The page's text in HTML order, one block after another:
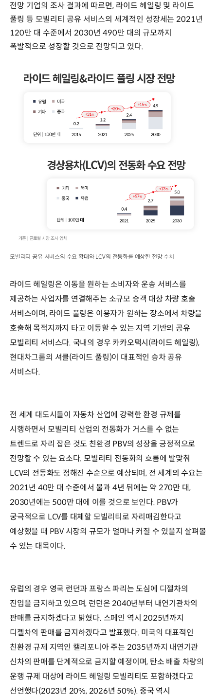
전망 기업의 조사 결과에 따르면, 라이드 헤일링 및 라이드
풀링 등 모빌리티 공유 서비스의 세계적인 성장세는 2021년
120만 대 수준에서 2030년 490만 대의 규모까지
폭발적으로 성장할 것으로 전망되고 있다.
모빌리티 공유 서비스의 수요 확대와 LCV의 전동화를 예상한 전망 수치
라이드 헤일링은 이동을 원하는 소비자와 운송 서비스를
제공하는 사업자를 연결해주는 소규모 승객 대상 차량 호출
서비스이며, 라이드 풀링은 이용자가 원하는 장소에서 차량을
호출해 목적지까지 타고 이동할 수 있는 지역 기반의 공유
모빌리티 서비스다. 국내의 경우 카카오택시(라이드 헤일링),
현대차그룹의 셔클(라이드 풀링)이 대표적인 승차 공유
서비스다.
전 세계 대도시들이 자동차 산업에 강력한 환경 규제를
시행하면서 모빌리티 산업의 전동화가 거스를 수 없는
트렌드로 자리 잡은 것도 친환경 PBV의 성장을 긍정적으로
전망할 수 있는 요소다. 모빌리티 전동화의 흐름에 발맞춰
LCV의 전동화도 정해진 수순으로 예상되며, 전 세계의 수요는
2021년 40만 대 수준에서 불과 4년 뒤에는 약 270만 대,
2030년에는 500만 대에 이를 것으로 보인다. PBV가
궁극적으로 LCV를 대체할 모빌리티로 자리매김한다고
예상했을 때 PBV 시장의 규모가 얼마나 커질 수 있을지 살펴볼
수 있는 대목이다.
유럽의 경우 영국 런던과 프랑스 파리는 도심에 디젤차의
진입을 금지하고 있으며, 런던은 2040년부터 내연기관차의
판매를 금지하겠다고 밝혔다. 스페인 역시 2025년까지
디젤차의 판매를 금지하겠다고 발표했다. 미국의 대표적인
친환경 규제 지역인 캘리포니아 주는 2035년까지 내연기관
신차의 판매를 단계적으로 금지할 예정이며, 탄소 배출 차량의
운행 규제 대상에 라이드 헤일링 모빌리티도 포함하겠다고
선언했다(2023년 20%, 2026년 50%). 중국 역시